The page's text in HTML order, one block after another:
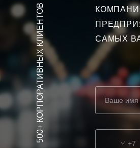
500+ КОРПОРАТИВНЫХ КЛИЕНТОВ
САМЫХ
+7